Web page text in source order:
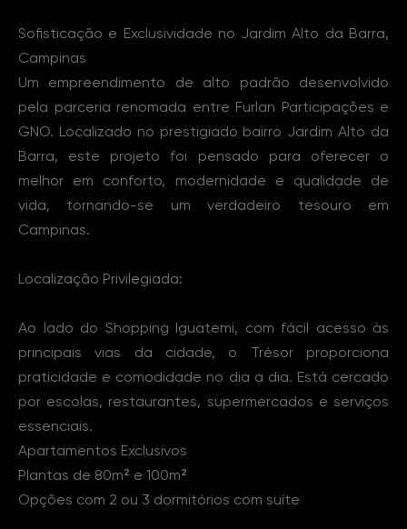
Sofisticação e Exclusividade no Jardim Alto da Barra,
Campinas
Um empreendimento de alto padrão desenvolvido
pela parceria renomada entre Furlan Participações e
GNO. Localizado no prestigiado bairro Jardim Alto da
Barra, este projeto foi pensado para oferecer o
melhor em conforto, modernidade e qualidade de
vida, tornando-se um verdadeiro tesouro em
Campinas.
Localização Privilegiada:
Ao lado do Shopping Iguatemi, com fácil acesso às
principais vias da cidade, o Trésor proporciona
praticidade e comodidade no dia a dia. Está cercado
por escolas, restaurantes, supermercados e serviços
essenciais.
Apartamentos Exclusivos
Plantas de 80m² e 100m²
Opções com 2 ou 3 dormitórios com suíte